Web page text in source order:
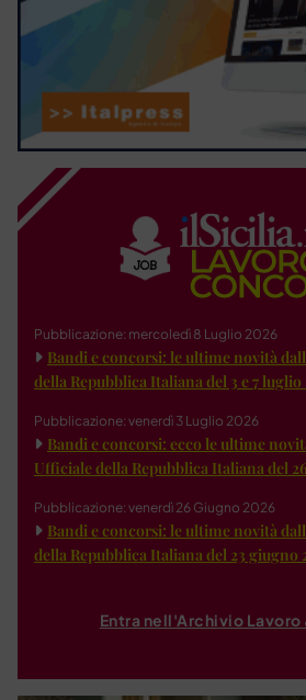
Pubblicazione: mercoledì 8 Luglio 2026
Bandi e concorsi: le ultime novità
della Repubblica Italiana del 3 e 7 luglio
Pubblicazione: venerdì 3 Luglio 2026
Bandi e concorsi: ecco le ultime
Ufficiale della Repubblica Italiana del
Pubblicazione: venerdì 26 Giugno 2026
Bandi e concorsi: le ultime novità
della Repubblica Italiana del 23 giugno
Entra nell'Archivio Lavoro